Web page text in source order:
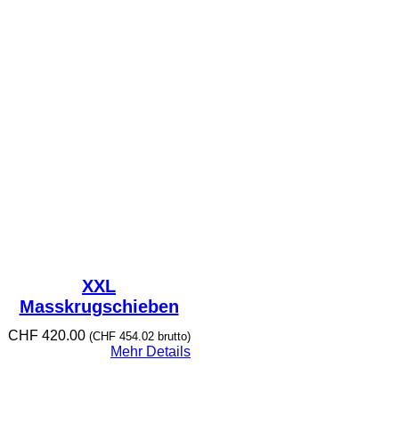
XXL
Masskrugschieben
CHF420.00 (CHF454.02brutto)
Mehr Details